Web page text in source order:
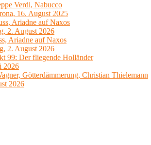
Verdi, Nabucco
16. August 2025
Ariadne auf Naxos
2. August 2026
Ariadne auf Naxos
2. August 2026
99: Der fliegende Holländer
2026
Götterdämmerung, Christian Thielemann
2026